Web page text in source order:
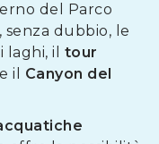
del Parco
senza dubbio, le
laghi, il tour
il Canyon del